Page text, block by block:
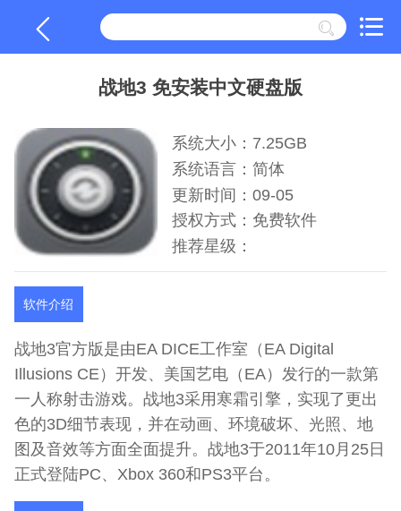
战地3 免安装中文硬盘版
系统大小：7.25GB
系统语言：简体
更新时间：09-05
授权方式：免费软件
推荐星级：
软件介绍
战地3官方版是由EA DICE工作室（EA Digital
Illusions CE）开发、美国艺电（EA）发行的一款第
一人称射击游戏。战地3采用寒霜引擎，实现了更出
色的3D细节表现，并在动画、环境破坏、光照、地
图及音效等方面全面提升。战地3于2011年10月25日
正式登陆PC、Xbox 360和PS3平台。